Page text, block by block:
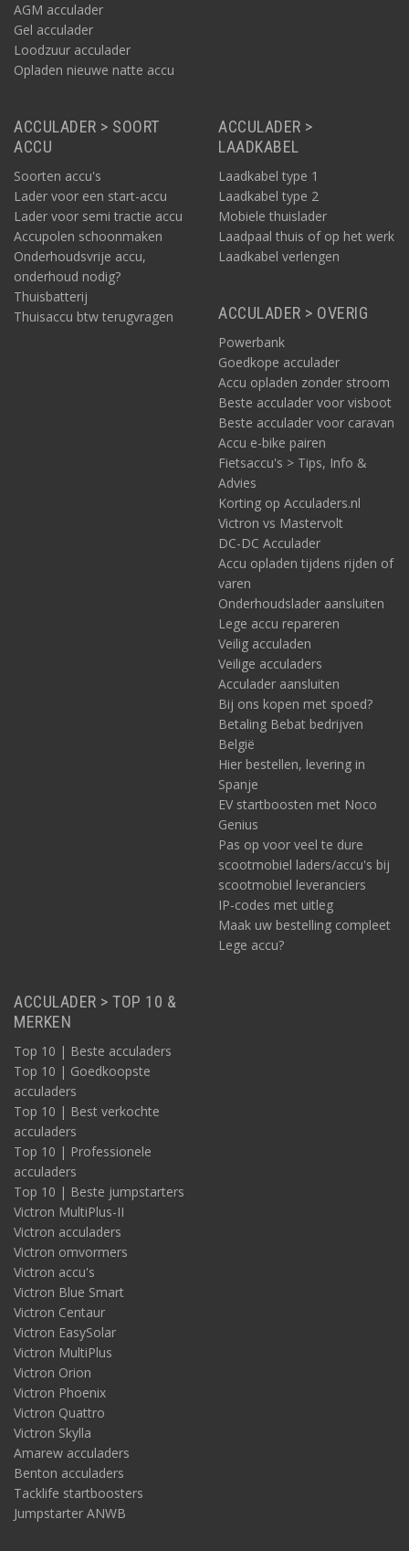
AGM acculader
Gel acculader
Loodzuur acculader
Opladen nieuwe natte accu
ACCULADER > SOORT
ACCU
Soorten accu's
Lader voor een start-accu
Lader voor semi tractie accu
Accupolen schoonmaken
Onderhoudsvrije accu,
onderhoud nodig?
Thuisbatterij
Thuisaccu btw terugvragen
ACCULADER >
LAADKABEL
Laadkabel type 1
Laadkabel type 2
Mobiele thuislader
Laadpaal thuis of op het werk
Laadkabel verlengen
ACCULADER > OVERIG
Powerbank
Goedkope acculader
Accu opladen zonder stroom
Beste acculader voor visboot
Beste acculader voor caravan
Accu e-bike pairen
Fietsaccu's > Tips, Info &
Advies
Korting op Acculaders.nl
Victron vs Mastervolt
DC-DC Acculader
Accu opladen tijdens rijden of
varen
Onderhoudslader aansluiten
Lege accu repareren
Veilig acculaden
Veilige acculaders
Acculader aansluiten
Bij ons kopen met spoed?
Betaling Bebat bedrijven
België
Hier bestellen, levering in
Spanje
EV startboosten met Noco
Genius
Pas op voor veel te dure
scootmobiel laders/accu's bij
scootmobiel leveranciers
IP-codes met uitleg
Maak uw bestelling compleet
Lege accu?
ACCULADER > TOP 10 &
MERKEN
Top 10 | Beste acculaders
Top 10 | Goedkoopste
acculaders
Top 10 | Best verkochte
acculaders
Top 10 | Professionele
acculaders
Top 10 | Beste jumpstarters
Victron MultiPlus-II
Victron acculaders
Victron omvormers
Victron accu's
Victron Blue Smart
Victron Centaur
Victron EasySolar
Victron MultiPlus
Victron Orion
Victron Phoenix
Victron Quattro
Victron Skylla
Amarew acculaders
Benton acculaders
Tacklife startboosters
Jumpstarter ANWB